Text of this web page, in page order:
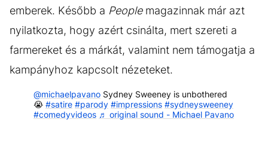
emberek. Később a Peoplemagazinnak már azt
nyilatkozta, hogy azért csinálta, mert szereti a
farmereket és a márkát, valamint nem támogatja a
kampányhoz kapcsolt nézeteket.
@michaelpavano Sydney Sweeney is unbothered
😭 #satire #parody #impressions #sydneysweeney
#comedyvideos ♬ original sound - Michael Pavano